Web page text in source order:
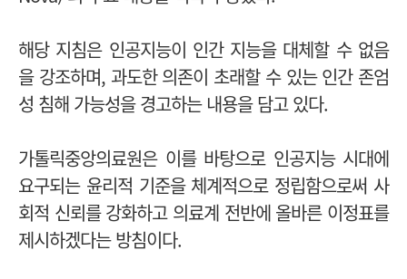
해당 지침은 인공지능이 인간 지능을 대체할 수 없음
을 강조하며, 과도한 의존이 초래할 수 있는 인간 존엄
성 침해 가능성을 경고하는 내용을 담고 있다.
가톨릭중앙의료원은 이를 바탕으로 인공지능 시대에
요구되는 윤리적 기준을 체계적으로 정립함으로써 사
회적 신뢰를 강화하고 의료계 전반에 올바른 이정표를
제시하겠다는 방침이다.